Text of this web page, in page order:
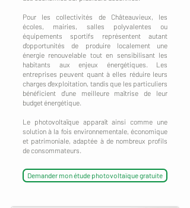
Pour les collectivités de Châteauvieux, les
écoles, mairies, salles polyvalentes ou
équipements sportifs représentent autant
d'opportunités de produire localement une
énergie renouvelable tout en sensibilisant les
habitants aux enjeux énergétiques. Les
entreprises peuvent quant à elles réduire leurs
charges d'exploitation, tandis que les particuliers
bénéficient d'une meilleure maîtrise de leur
budget énergétique.
Le photovoltaïque apparaît ainsi comme une
solution à la fois environnementale, économique
et patrimoniale, adaptée à de nombreux profils
de consommateurs.
Demander mon étude photovoltaïque gratuite